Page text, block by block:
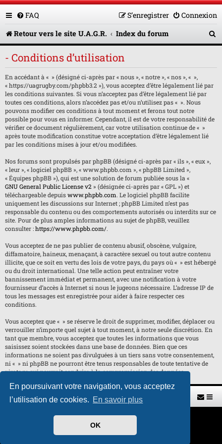
En poursuivant votre navigation, vous acceptez
l’utilisation de cookies. En savoir plus
OK
FAQ Connexion
S’enregistrer
Retour vers le site U.A.G.R.
Index du forum
e
- Conditions d’utilisation
En accédant à « » (désigné ci-après par « nous », « notre », « nos », « »,
« https://uagrugby.com/phpbb3.2 »), vous acceptez d’être légalement lié par
les conditions suivantes. Si vous n’acceptez pas d’être légalement lié par
toutes ces conditions, alors n’accédez pas et/ou n’utilisez pas « ». Nous
pouvons modifier ces conditions à tout moment et ferons tout notre
possible pour vous en informer. Cependant, il est de votre responsabilité de
vérifier ce document régulièrement, car votre utilisation continue de « »
après toute modification constitue votre acceptation d’être légalement lié
par les conditions mises à jour et/ou modifiées.
Nos forums sont propulsés par phpBB (désigné ci-après par « ils », « eux »,
« leur », « logiciel phpBB », « www.phpbb.com », « phpBB Limited »,
« Équipes phpBB »), qui est une solution de forum publiée sous la «
GNU General Public License v2 » (désignée ci-après par « GPL ») et
téléchargeable depuiswww.phpbb.com. Le logiciel phpBB facilite
uniquement les discussions sur Internet ; phpBB Limited n’est pas
responsable du contenu ou des comportements autorisés ou interdits sur ce
site. Pour de plus amples informations au sujet de phpBB, veuillez
consulter :https://www.phpbb.com/.
Vous acceptez de ne pas publier de contenu abusif, obscène, vulgaire,
diffamatoire, haineux, menaçant, à caractère sexuel ou tout autre contenu
illicite, que ce soit en vertu des lois de votre pays, du pays où « » est hébergé
ou du droit international. Une telle action peut entraîner votre
bannissement immédiat et permanent, avec une notification à votre
fournisseur d’accès à Internet si nous le jugeons nécessaire. L’adresse IP de
tous les messages est enregistrée pour aider à faire respecter ces
conditions.
Vous acceptez que « » se réserve le droit de supprimer, modifier, déplacer ou
verrouiller n’importe quel sujet à tout moment, à notre seule discrétion. En
tant que membre, vous acceptez que toutes les informations que vous
saisissez soient stockées dans une base de données. Bien que ces
informations ne soient pas divulguées à un tiers sans votre consentement,
ni « » ni phpBB ne pourront être tenus responsables de toute tentative de
piratage qui pourrait conduire à la compromission des données.
Retour vers le site U.A.G.R. Index du forum
Développé parphpBB® Forum Software © phpBB Limited
Traduit par
Style parH. DREUILHE avec l'aide de CABOT